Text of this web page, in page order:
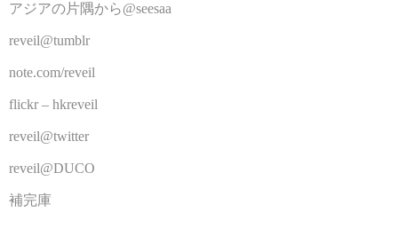
アジアの片隅から@seesaa
reveil@tumblr
note.com/reveil
flickr – hkreveil
reveil@twitter
reveil@DUCO
補完庫